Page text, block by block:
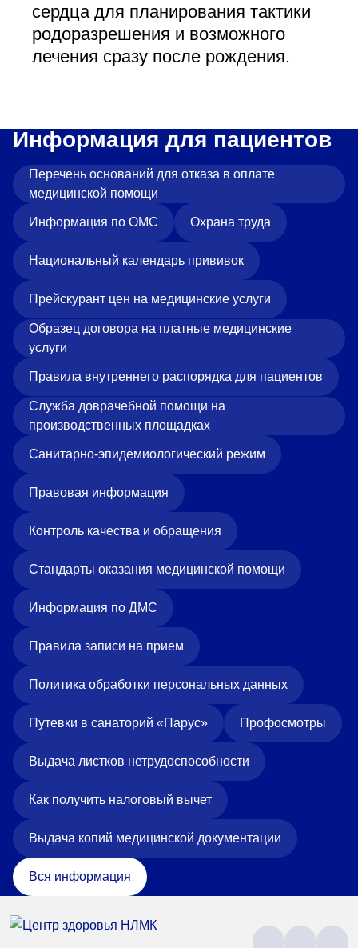
сердца для планирования тактики
родоразрешения и возможного
лечения сразу после рождения.
Информация для пациентов
Перечень оснований для отказа в оплате
медицинской помощи
Информация по ОМС Охрана труда
Национальный календарь прививок
Прейскурант цен на медицинские услуги
Образец договора на платные медицинские
услуги
Правила внутреннего распорядка для пациентов
Служба доврачебной помощи на
производственных площадках
Санитарно-эпидемиологический режим
Правовая информация
Контроль качества и обращения
Стандарты оказания медицинской помощи
Информация по ДМС
Правила записи на прием
Политика обработки персональных данных
Путевки в санаторий «Парус» Профосмотры
Выдача листков нетрудоспособности
Как получить налоговый вычет
Выдача копий медицинской документации
Вся информация